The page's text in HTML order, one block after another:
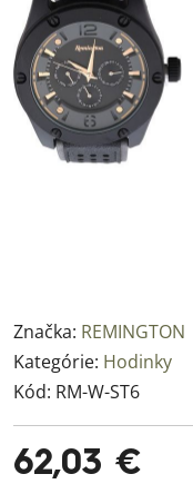
Značka: REMINGTON
Kategórie: Hodinky
Kód: RM-W-ST6
62,03 €